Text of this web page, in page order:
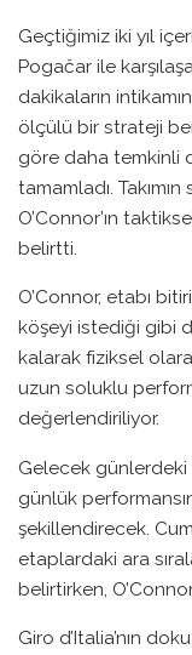
Geçtiğimiz iki yıl
Pogačar ile
dakikaların
ölçülü bir strateji
göre daha temkinli
tamamladı.
O’Connor’ın
belirtti.
O’Connor, etabı
köşeyi istediği gibi
kalarak fiziksel
uzun soluklu
değerlendiriliyor.
Gelecek günlerdeki
günlük
şekillendirecek.
etaplardaki ara
belirtirken,
Giro d’Italia’nın